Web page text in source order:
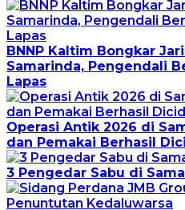
BNNP Kaltim Bongkar
Samarinda, Pengendali
Lapas
Operasi Antik 2026 di
dan Pemakai Berhasil
3 Pengedar Sabu di